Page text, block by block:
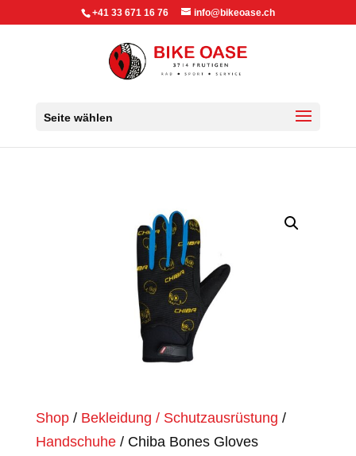
+41 33 671 16 76 info@bikeoase.ch
Seite wählen
Shop/ Bekleidung / Schutzausrüstung /
Handschuhe/ Chiba Bones Gloves